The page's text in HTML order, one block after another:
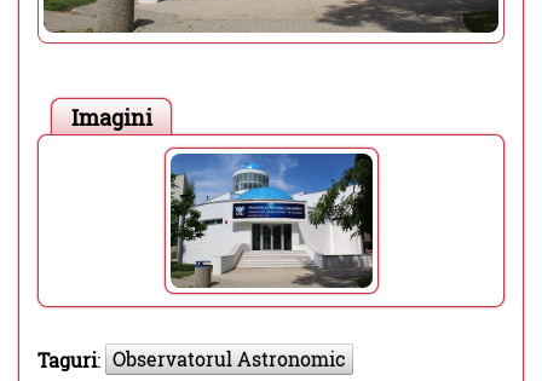
Imagini
Taguri: Observatorul Astronomic